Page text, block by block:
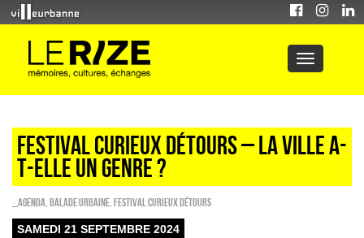
FESTIVAL CURIEUX DÉTOURS – LA VILLE A-
T-ELLE UN GENRE ?
_Agenda Balade urbaine Festival Curieux Détours
SAMEDI 21 SEPTEMBRE 2024